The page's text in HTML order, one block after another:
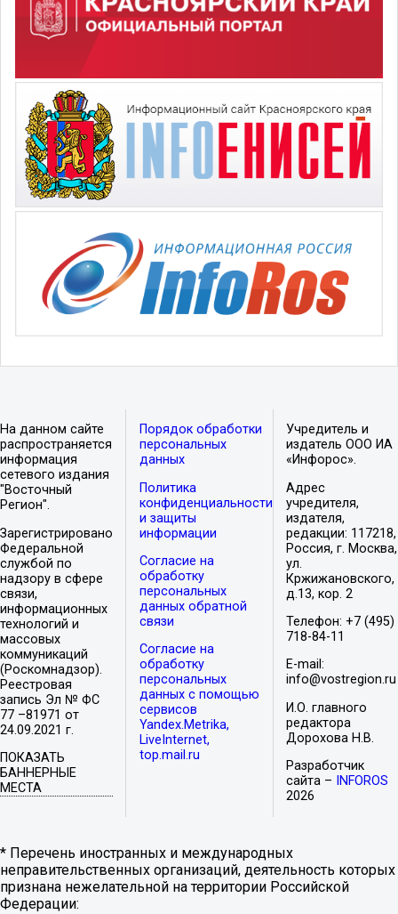
На данном сайте
распространяется
информация
сетевого издания
"Восточный
Регион".
Зарегистрировано
Федеральной
службой по
надзору в сфере
связи,
информационных
технологий и
массовых
коммуникаций
(Роскомнадзор).
Реестровая
запись Эл № ФС
77 –81971 от
24.09.2021 г.
ПОКАЗАТЬ
БАННЕРНЫЕ
МЕСТА
Порядок обработки
персональных
данных
Политика
конфиденциальности
и защиты
информации
Согласие на
обработку
персональных
данных обратной
связи
Согласие на
обработку
персональных
данных с помощью
сервисов
Yandex.Metrika,
LiveInternet,
top.mail.ru
Учредитель и
издатель ООО ИА
«Инфорос».
Адрес
учредителя,
издателя,
редакции: 117218,
Россия, г. Москва,
ул.
Кржижановского,
д.13, кор. 2
Телефон: +7 (495)
718-84-11
E-mail:
info@vostregion.ru
И.О. главного
редактора
Дорохова Н.В.
Разработчик
сайта –
INFOROS
2026
* Перечень иностранных и международных
неправительственных организаций, деятельность которых
признана нежелательной на территории Российской
Федерации: